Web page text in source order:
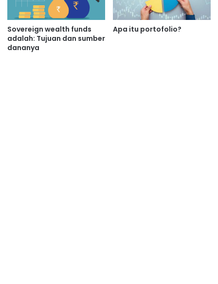
Sovereign wealth funds
adalah: Tujuan dan sumber
dananya
Apa itu portofolio?